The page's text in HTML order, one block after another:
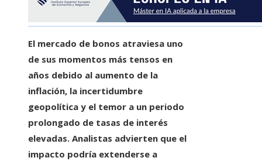
El mercado de bonos atraviesa uno
de sus momentos más tensos en
años debido al aumento de la
inflación, la incertidumbre
geopolítica y el temor a un periodo
prolongado de tasas de interés
elevadas. Analistas advierten que el
impacto podría extenderse a